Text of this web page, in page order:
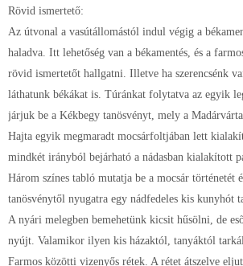
Rövid ismertető:
Az útvonal a vasútállomástól indul végig a
haladva. Itt lehetőség van a békamentés, és a
rövid ismertetőt hallgatni. Illetve ha szerencsénk
láthatunk békákat is. Túránkat folytatva az egyik
járjuk be a Kékbegy tanösvényt, mely a Madárvárta
Hajta egyik megmaradt mocsárfoltjában lett
mindkét irányból bejárható a nádasban kialakított
Három színes tabló mutatja be a mocsár történetét
tanösvénytől nyugatra egy nádfedeles kis kunyhót
A nyári melegben bemehetünk kicsit hűsölni, de
nyújt. Valamikor ilyen kis házaktól, tanyáktól
Farmos közötti vizenyős rétek. A rétet átszelve